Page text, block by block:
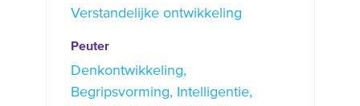
Verstandelijke ontwikkeling
Peuter
Denkontwikkeling
Begripsvorming
Intelligentie